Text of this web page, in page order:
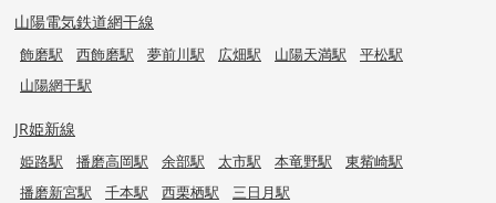
山陽電気鉄道網干線
飾磨駅 西飾磨駅 夢前川駅 広畑駅 山陽天満駅
平松駅
山陽網干駅
JR姫新線
姫路駅 播磨高岡駅 余部駅 太市駅 本竜野駅
東觜崎駅
播磨新宮駅
千本駅 西栗栖駅 三日月駅